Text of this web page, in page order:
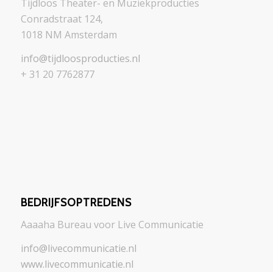
Tijdloos Theater- en Muziekproducties
Conradstraat 124,
1018 NM Amsterdam
info@tijdloosproducties.nl
+ 31 20 7762877
BEDRIJFSOPTREDENS
Aaaaha Bureau voor Live Communicatie
info@livecommunicatie.nl
www.livecommunicatie.nl